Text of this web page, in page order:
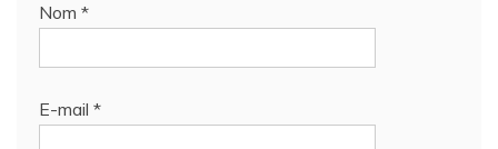
Nom *
E-mail *